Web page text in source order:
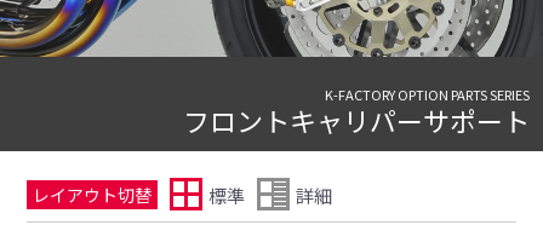
K-FACTORY OPTION PARTS SERIES
フロントキャリパーサポート
レイアウト切替 標準 詳細